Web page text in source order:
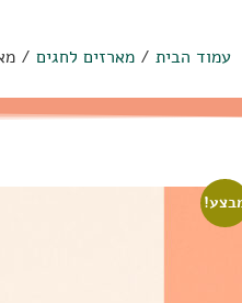
עמוד הבית / מארזים לחגים /